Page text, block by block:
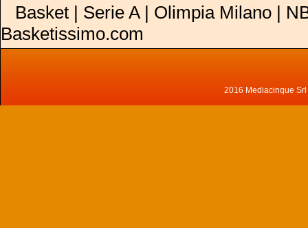
Basket | Serie A | Olimpia Milano |
Basketissimo.com
2016 Mediacinque Srl